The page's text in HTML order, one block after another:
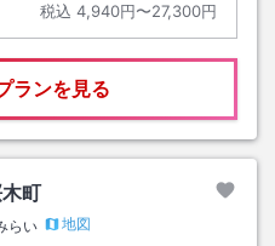
税込 4,940円〜27,300円
ランを見る
町
らい
地図